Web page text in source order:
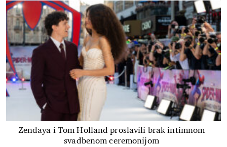
Zendaya i Tom Holland proslavili brak intimnom
svadbenom ceremonijom